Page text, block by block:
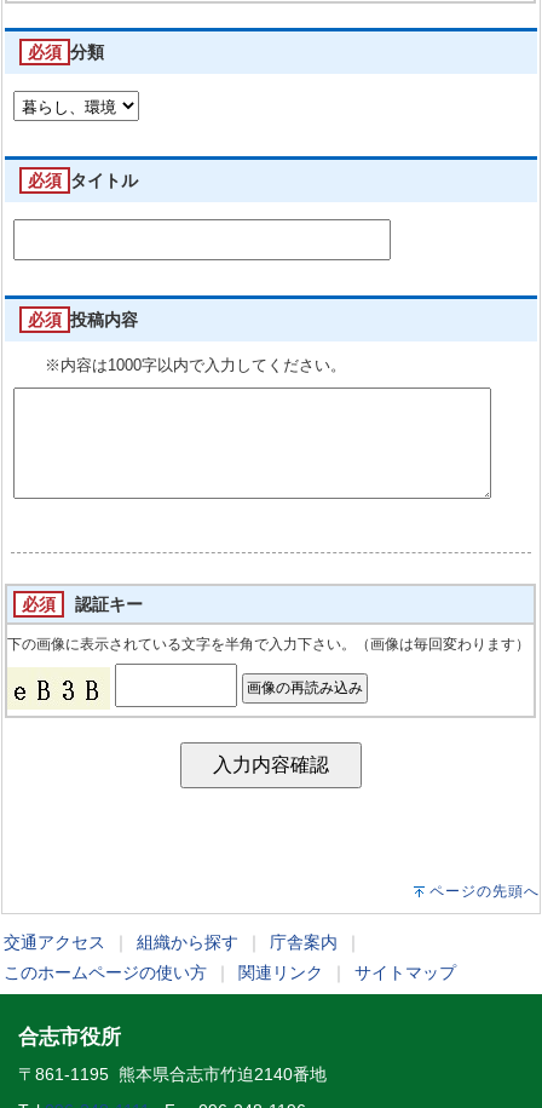
必須 分類
必須 タイトル
必須 投稿内容
※内容は1000字以内で入力してください。
必須 認証キー
下の画像に表示されている文字を半角で入力下さい。（画像は毎回変わります）
ページの先頭へ
交通アクセス 組織から探す 庁舎案内
このホームページの使い方
関連リンク サイトマップ
合志市役所
〒861-1195 熊本県合志市竹迫2140番地